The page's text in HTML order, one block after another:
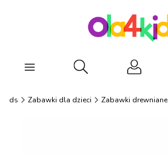
Otwórz wyszukiwarkę
Zabawki dla dzieci Zabawki drewniane